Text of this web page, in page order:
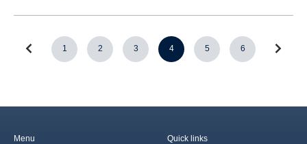
1 2 3 4 5 6
Menu Quick links